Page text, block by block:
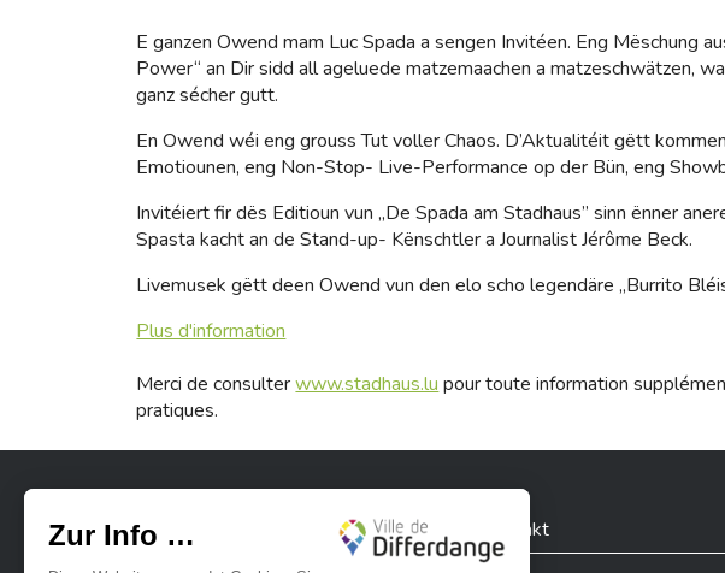
E ganzen Owend mam Luc Spada a sengen Invitéen. Eng Mëschung
Power“ an Dir sidd all ageluede matzemaachen a matzeschwätzen,
ganz sécher gutt.
En Owend wéi eng grouss Tut voller Chaos. D’Aktualitéit gëtt
Emotiounen, eng Non-Stop- Live-Performance op der Bün, eng
Invitéiert fir dës Editioun vun „De Spada am Stadhaus” sinn ënner
Spasta kacht an de Stand-up- Kënschtler a Journalist Jérôme Beck.
Livemusek gëtt deen Owend vun den elo scho legendäre „Burrito
Plus d'information
Merci de consulterwww.stadhaus.lu pour toute information
pratiques.
Kontakt